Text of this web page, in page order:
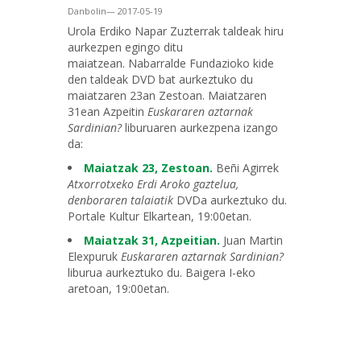
Danbolin— 2017-05-19
Urola Erdiko Napar Zuzterrak taldeak hiru
aurkezpen egingo ditu
maiatzean. Nabarralde Fundazioko kide
den taldeak DVD bat aurkeztuko du
maiatzaren 23an Zestoan. Maiatzaren
31ean Azpeitin Euskararen aztarnak
Sardinian?liburuaren aurkezpena izango
da:
Maiatzak 23, Zestoan. Beñi Agirrek
Atxorrotxeko Erdi Aroko gaztelua,
denboraren talaiatik DVDa aurkeztuko du.
Portale Kultur Elkartean, 19:00etan.
Maiatzak 31, Azpeitian. Juan Martin
Elexpuruk Euskararen aztarnak Sardinian?
liburua aurkeztuko du. Baigera I-eko
aretoan, 19:00etan.